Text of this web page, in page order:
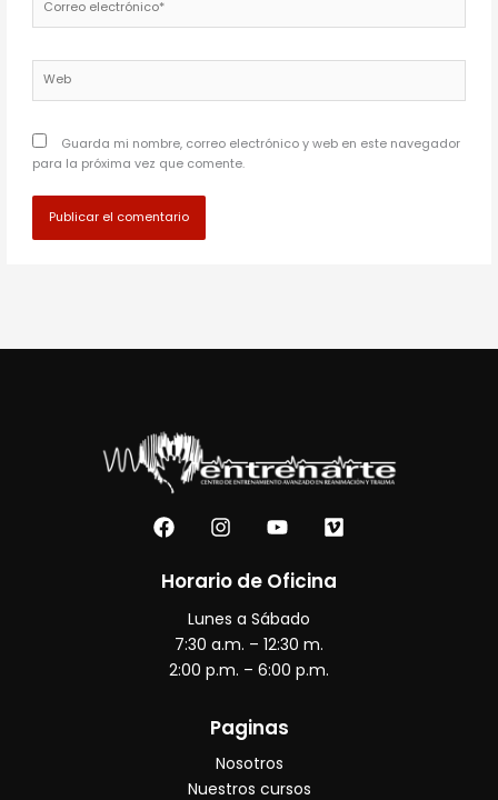
electrónico*
Guarda mi nombre, correo electrónico y web en este navegador
para la próxima vez que comente.
F
a
e
o
k
I
n
t
g
r
a
Y
o
t
b
e
V
i
e
Horario de Oficina
Lunes a Sábado
7:30 a.m. – 12:30 m.
2:00 p.m. – 6:00 p.m.
Paginas
Nosotros
Nuestros cursos